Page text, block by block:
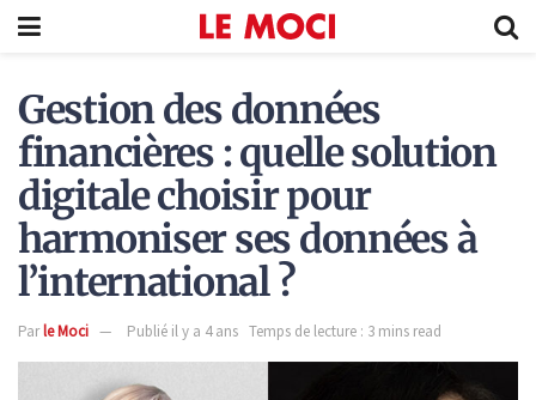
Gestion des données
financières : quelle solution
digitale choisir pour
harmoniser ses données à
l’international ?
Parle Moci Publié il y a 4 ans Temps de lecture : 3 mins read